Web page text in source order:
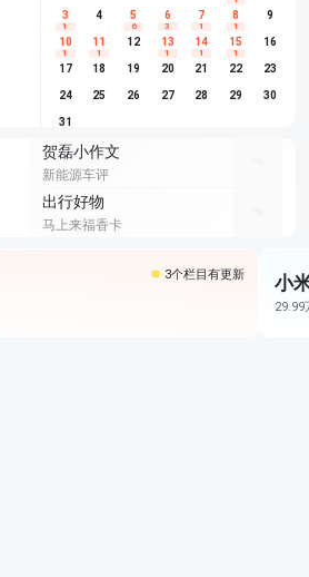
尊界V680 上市
享界G9 预售
别克至境L7 预售
埃安
长城H10
深蓝S05
3
1
4 5
6
6
3
7
1
8
1
9
10
1
11
1
12 13
1
14
1
15
1
16
17 18 19 20 21 22 23
24 25 26 27 28 29 30
31
贺磊小作文
新能源车评
出行好物
马上来福香卡
3个栏目有更新 小
29.99